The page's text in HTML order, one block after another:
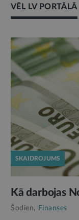
VĒL LV PORTĀLĀ
SKAIDROJUMS
Kā darbojas
Šodien, Finanses